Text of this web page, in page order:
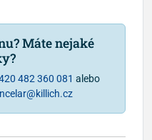
Máte nejaké
482 360 081 alebo